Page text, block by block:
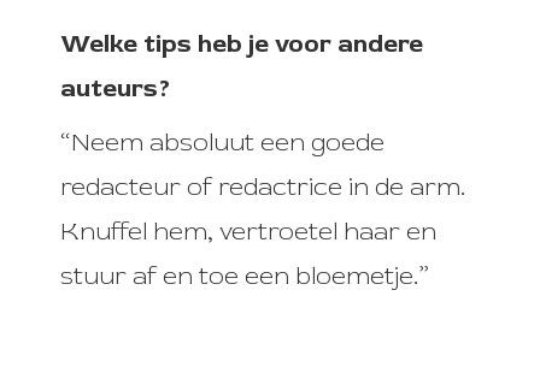
Welke tips heb je voor andere
auteurs?
“Neem absoluut een goede
redacteur of redactrice in de arm.
Knuffel hem, vertroetel haar en
stuur af en toe een bloemetje.”